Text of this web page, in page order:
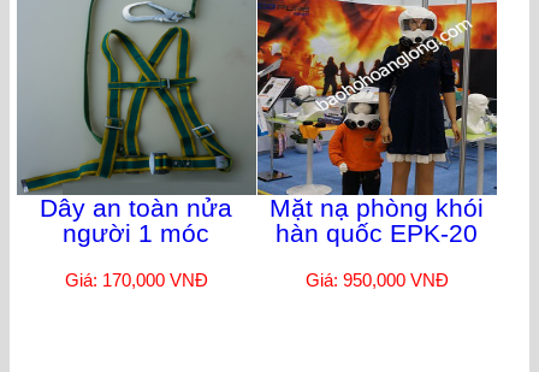
Dây an toàn nửa
người 1 móc
Giá: 170,000 VNĐ
Mặt nạ phòng khói
hàn quốc EPK-20
Giá: 950,000 VNĐ